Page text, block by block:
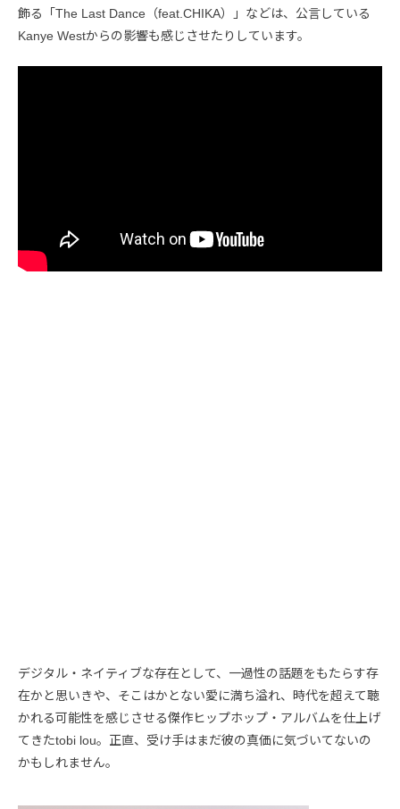
飾る「The Last Dance（feat.CHIKA）」などは、公言している
Kanye Westからの影響も感じさせたりしています。
デジタル・ネイティブな存在として、一過性の話題をもたらす存
在かと思いきや、そこはかとない愛に満ち溢れ、時代を超えて聴
かれる可能性を感じさせる傑作ヒップホップ・アルバムを仕上げ
てきたtobi lou。正直、受け手はまだ彼の真価に気づいてないの
かもしれません。